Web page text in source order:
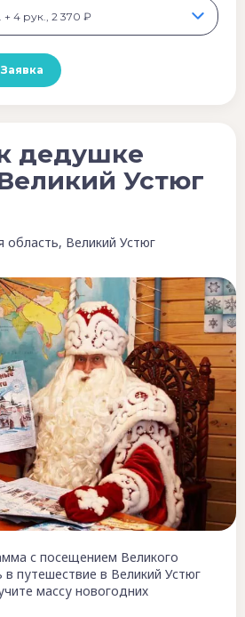
+ 4 рук., 2 370 ₽
Заявка
дедушке
Устюг
область, Великий Устюг
с посещением Великого
в путешествие в Великий Устюг
массу новогодних